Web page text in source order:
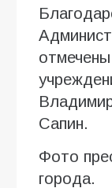
Сапин.
Фото
города.